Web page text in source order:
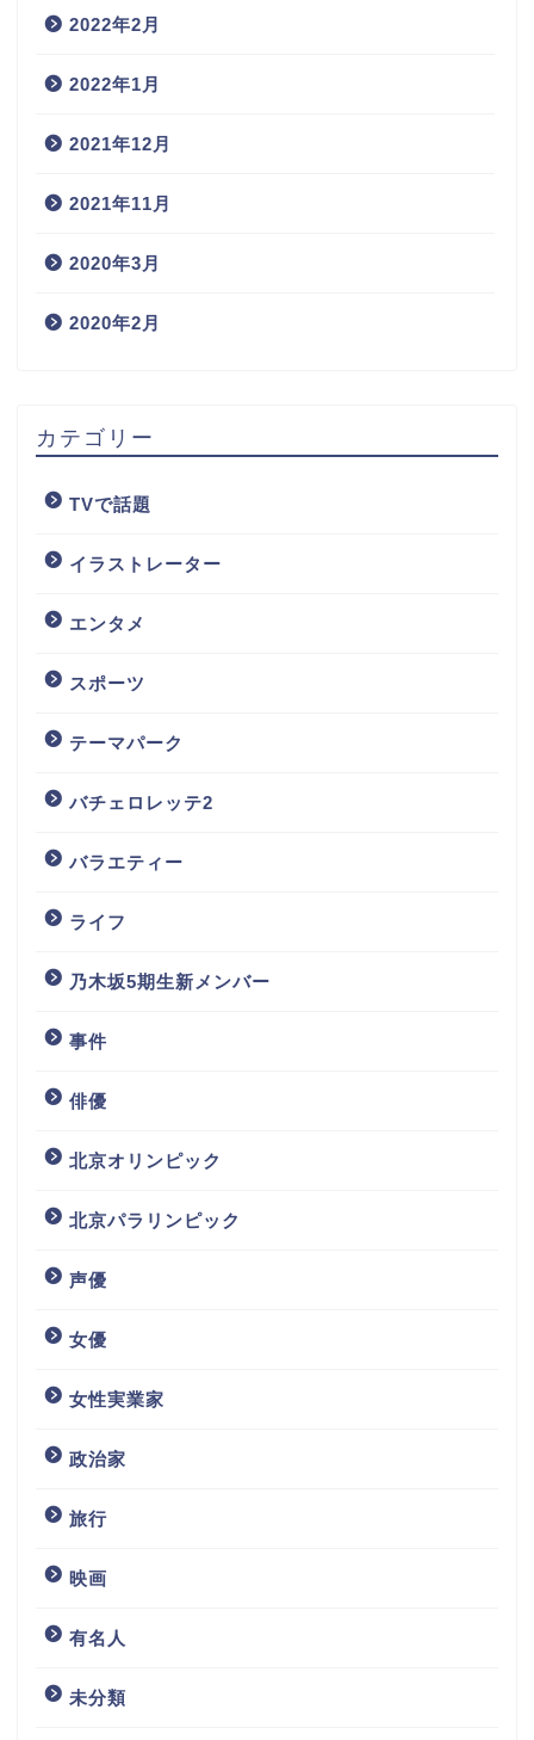
2022年2月
2022年1月
2021年12月
2021年11月
2020年3月
2020年2月
カテゴリー
TVで話題
イラストレーター
エンタメ
スポーツ
テーマパーク
バチェロレッテ2
バラエティー
ライフ
乃木坂5期生新メンバー
事件
俳優
北京オリンピック
北京パラリンピック
声優
女優
女性実業家
政治家
旅行
映画
有名人
未分類